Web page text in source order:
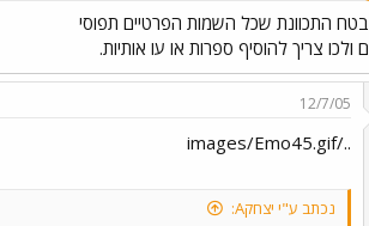
בטח התכוונת שכל השמות הפרטיים תפוסי
ם ולכו צריך להוסיף ספרות או עו אותיות.
12/7/05
../images/Emo45.gif
נכתב ע"י יצחקA: